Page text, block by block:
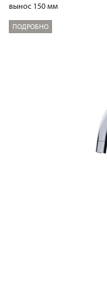
вынос 150 мм
ПОДРОБНО